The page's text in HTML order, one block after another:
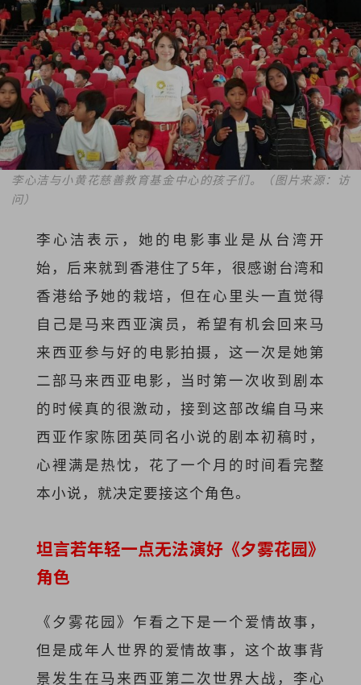
李心洁与小黄花慈善教育基金中心的孩子们。（图片来源：访
问）
李心洁表示，她的电影事业是从台湾开
始，后来就到香港住了5年，很感谢台湾和
香港给予她的栽培，但在心里头一直觉得
自己是马来西亚演员，希望有机会回来马
来西亚参与好的电影拍摄，这一次是她第
二部马来西亚电影，当时第一次收到剧本
的时候真的很激动，接到这部改编自马来
西亚作家陈团英同名小说的剧本初稿时，
心裡满是热忱，花了一个月的时间看完整
本小说，就决定要接这个角色。
坦言若年轻一点无法演好《夕雾花园》
角色
《夕雾花园》乍看之下是一个爱情故事，
但是成年人世界的爱情故事，这个故事背
景发生在马来西亚第二次世界大战，李心